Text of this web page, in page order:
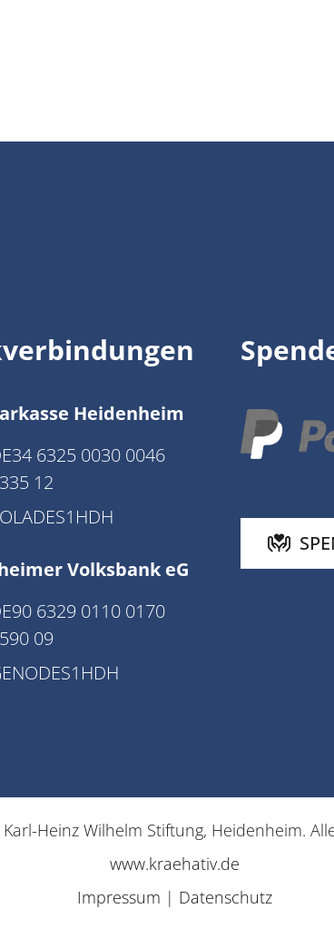
Heidenheim
6325 0030 0046
12
Volksbank eG
6329 0110 0170
09
Heinz Wilhelm Stiftung, Heidenheim.
www.kraehativ.de
Impressum | Datenschutz